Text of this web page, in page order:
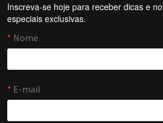
Inscreva-se hoje para receber dicas e
especiais exclusivas.
Forti Firewall